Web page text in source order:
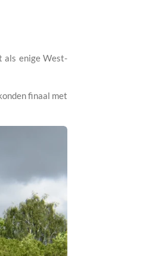
als enige West-
finaal met